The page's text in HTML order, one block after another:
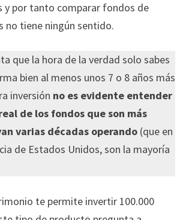
y por tanto comparar fondos de
no tiene ningún sentido.
que la hora de la verdad solo sabes
bien al menos unos 7 o 8 años más
inversión no es evidente entender
de los fondos que son más
varias décadas operando(que en
de Estados Unidos, son la mayoría
te permite invertir 100.000